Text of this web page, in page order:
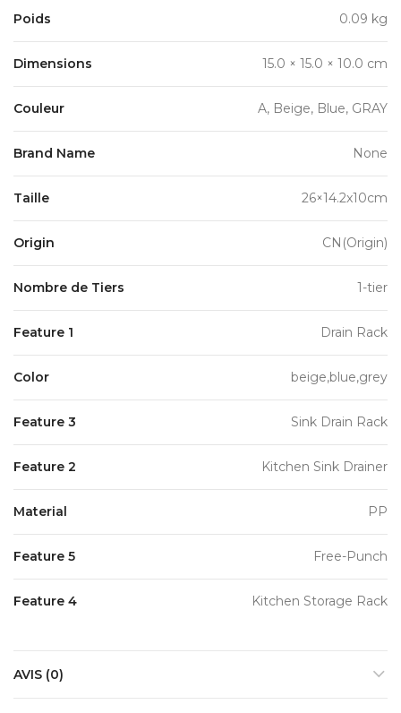
Poids 0.09 kg
Dimensions 15.0 × 15.0 × 10.0 cm
Couleur A, Beige, Blue, GRAY
Brand Name None
Taille 26×14.2x10cm
Origin CN(Origin)
Nombre de Tiers 1-tier
Feature 1 Drain Rack
Color beige,blue,grey
Feature 3 Sink Drain Rack
Feature 2 Kitchen Sink Drainer
Material PP
Feature 5 Free-Punch
Feature 4 Kitchen Storage Rack
AVIS (0)